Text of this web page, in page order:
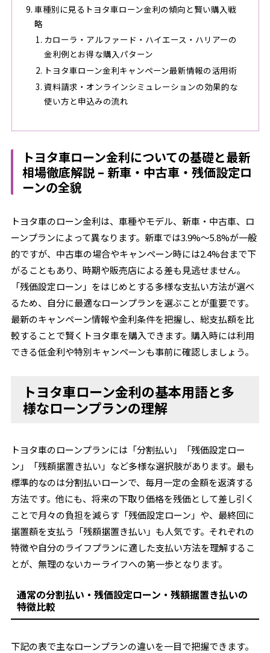
車種別に見るトヨタ車ローン金利の傾向と賢い購入戦
略
カローラ・アルファード・ハイエース・ハリアーの
金利例とお得な購入パターン
トヨタ車ローン金利キャンペーン最新情報の活用術
資料請求・オンラインシミュレーションの効果的な
使い方と申込みの流れ
トヨタ車ローン金利についての基礎と最新
相場徹底解説 – 新車・中古車・残価設定ロ
ーンの全貌
トヨタ車のローン金利は、車種やモデル、新車・中古車、ロ
ーンプランによって異なります。新車では3.9%〜5.8%が一般
的ですが、中古車の場合やキャンペーン時には2.4%台まで下
がることもあり、時期や販売店による差も見逃せません。
「残価設定ローン」をはじめとする多様な支払い方法が選べ
るため、自分に最適なローンプランを選ぶことが重要です。
最新のキャンペーン情報や金利条件を把握し、総支払額を比
較することで賢くトヨタ車を購入できます。購入時には利用
できる低金利や特別キャンペーンも事前に確認しましょう。
トヨタ車ローン金利の基本用語と多
様なローンプランの理解
トヨタ車のローンプランには「分割払い」「残価設定ロー
ン」「残額据置き払い」など多様な選択肢があります。最も
標準的なのは分割払いローンで、毎月一定の金額を返済する
方法です。他にも、将来の下取り価格を残価として差し引く
ことで月々の負担を減らす「残価設定ローン」や、最終回に
据置額を支払う「残額据置き払い」も人気です。それぞれの
特徴や自分のライフプランに適した支払い方法を理解するこ
とが、無理のないカーライフへの第一歩となります。
通常の分割払い・残価設定ローン・残額据置き払いの
特徴比較
下記の表で主なローンプランの違いを一目で把握できます。